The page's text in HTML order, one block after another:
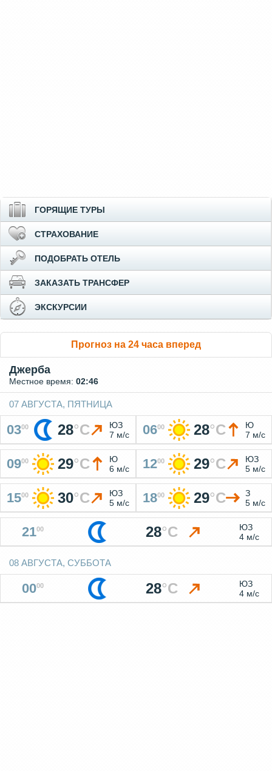
ГОРЯЩИЕ ТУРЫ
СТРАХОВАНИЕ
ПОДОБРАТЬ ОТЕЛЬ
ЗАКАЗАТЬ ТРАНСФЕР
ЭКСКУРСИИ
Прогноз на 24 часа вперед
Джерба
Местное время: 02:46
07 АВГУСТА, ПЯТНИЦА
0300 28°C
ЮЗ
7 м/с
0600 28°C
Ю
7 м/с
0900 29°C
Ю
6 м/с
1200 29°C
ЮЗ
5 м/с
1500 30°C
ЮЗ
5 м/с
1800 29°C
З
5 м/с
2100 28°C
ЮЗ
4 м/с
08 АВГУСТА, СУББОТА
0000 28°C
ЮЗ
4 м/с